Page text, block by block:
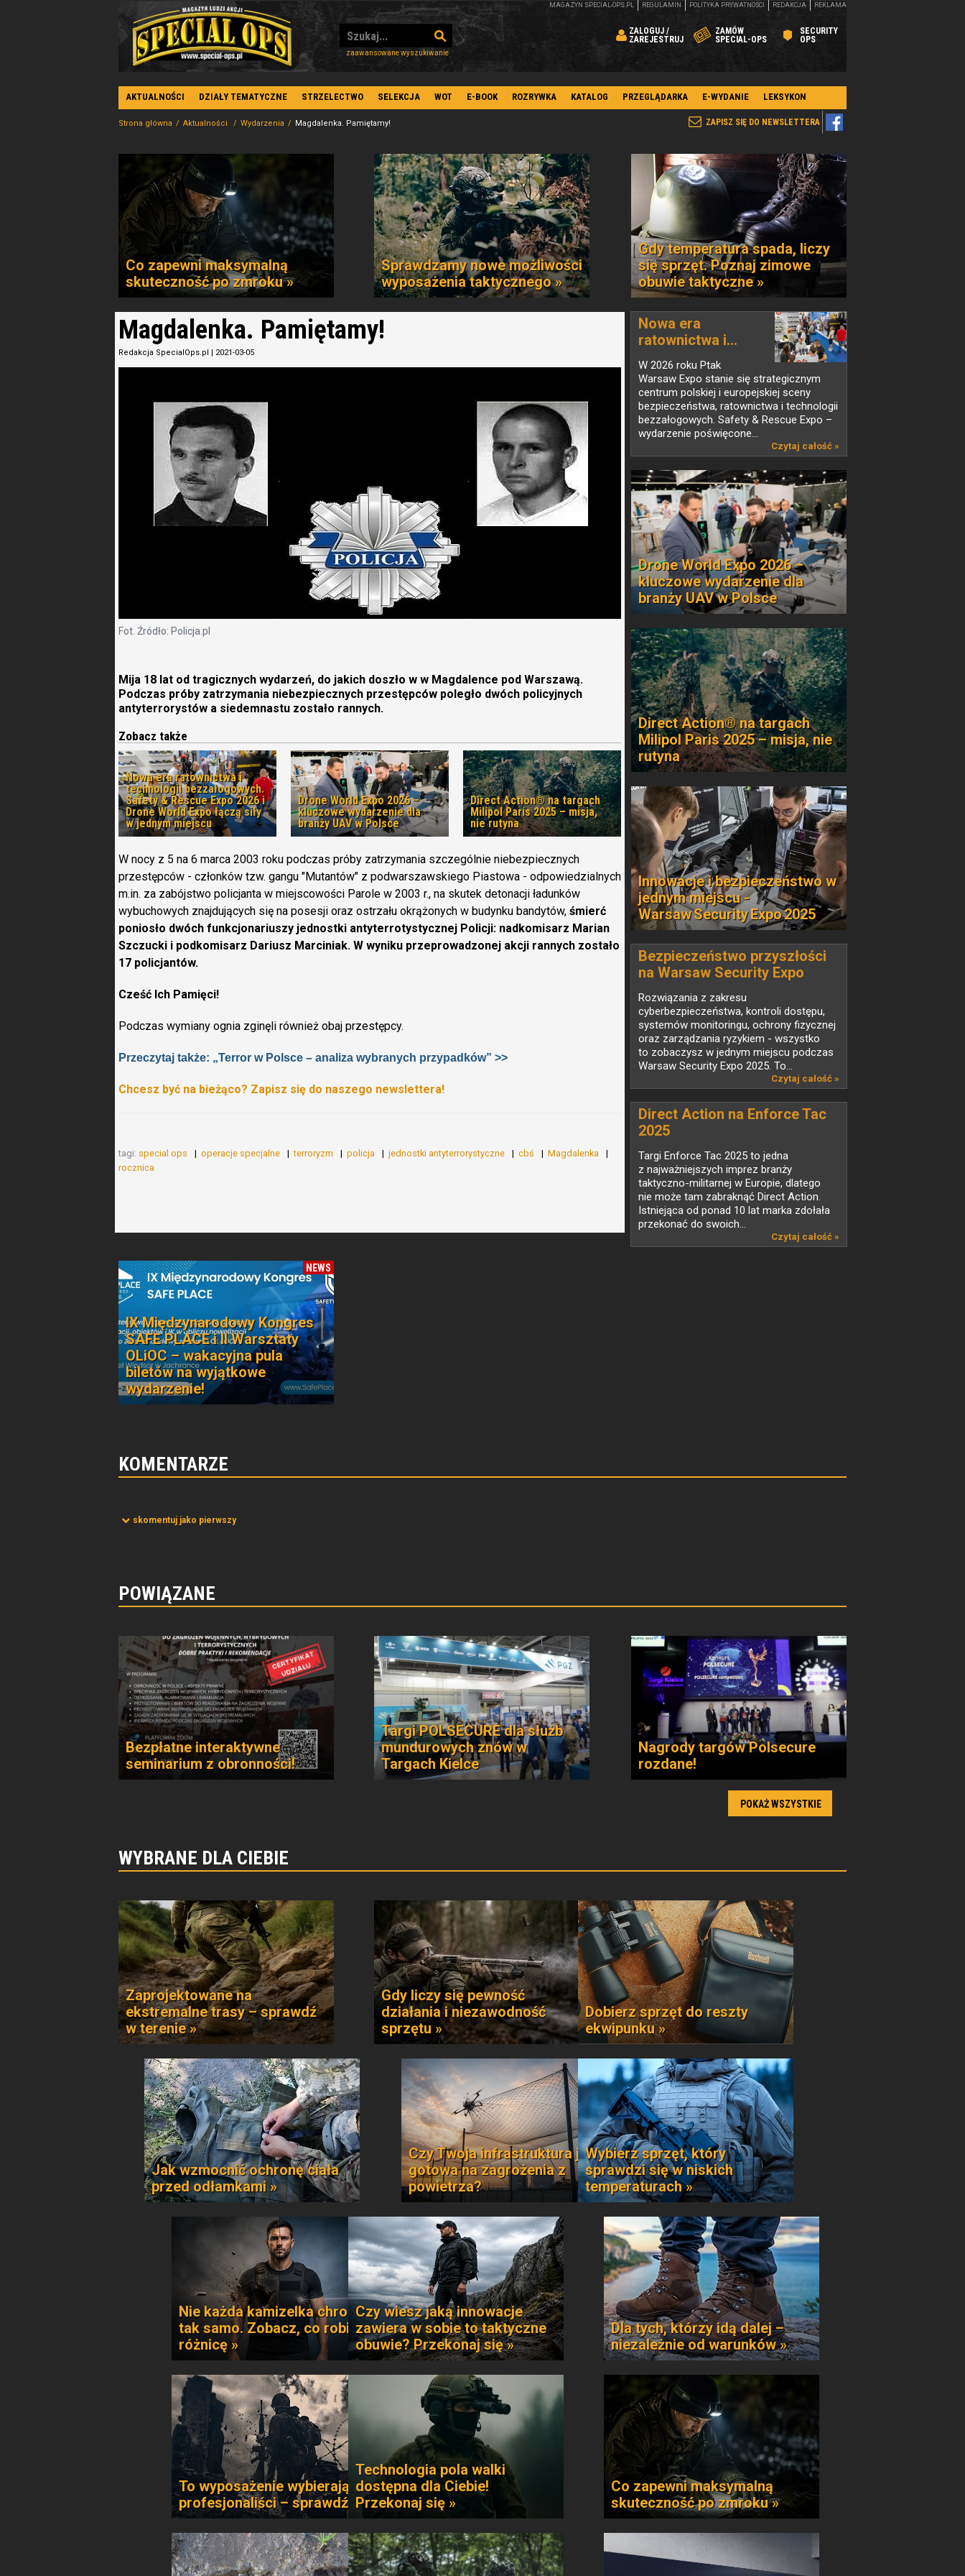
zaawansowane wyszukiwanie
ZALOGUJ /
ZAREJESTRUJ
ZAMÓW
SPECIAL-OPS
SECURITY
OPS
MAGAZYN SPECIAL-OPS.PL REGULAMIN POLITYKA PRYWATNOŚCI REDAKCJA REKLAMA
AKTUALNOŚCI DZIAŁY TEMATYCZNE STRZELECTWO SELEKCJA WOT E-BOOK ROZRYWKA KATALOG PRZEGLĄDARKA E-WYDANIE LEKSYKON
ZAPISZ SIĘ DO NEWSLETTERA
Strona główna Aktualności Wydarzenia Magdalenka. Pamiętamy!
Co zapewni maksymalną
skuteczność po zmroku »
Sprawdzamy nowe możliwości
wyposażenia taktycznego »
Gdy temperatura spada, liczy
się sprzęt. Poznaj zimowe
obuwie taktyczne »
Magdalenka. Pamiętamy!
Redakcja SpecialOps.pl | 2021-03-05
Fot. Źródło: Policja.pl
Mija 18 lat od tragicznych wydarzeń, do jakich doszło w w Magdalence pod Warszawą.
Podczas próby zatrzymania niebezpiecznych przestępców poległo dwóch policyjnych
antyterrorystów a siedemnastu zostało rannych.
Zobacz także
Nowa era ratownictwa i
technologii bezzałogowych.
Safety & Rescue Expo 2026 i
Drone World Expo łączą siły
w jednym miejscu
Drone World Expo 2026 –
kluczowe wydarzenie dla
branży UAV w Polsce
Direct Action® na targach
Milipol Paris 2025 – misja,
nie rutyna
W nocy z 5 na 6 marca 2003 roku podczas próby zatrzymania szczególnie niebezpiecznych
przestępców - członków tzw. gangu "Mutantów" z podwarszawskiego Piastowa - odpowiedzialnych
m.in. za zabójstwo policjanta w miejscowości Parole w 2003 r., na skutek detonacji ładunków
wybuchowych znajdujących się na posesji oraz ostrzału okrążonych w budynku bandytów, śmierć
poniosło dwóch funkcjonariuszy jednostki antyterrotystycznej Policji: nadkomisarz Marian
Szczucki i podkomisarz Dariusz Marciniak. W wyniku przeprowadzonej akcji rannych zostało
17 policjantów.
Cześć Ich Pamięci!
Podczas wymiany ognia zginęli również obaj przestępcy.
Przeczytaj także: „Terror w Polsce – analiza wybranych przypadków” >>
Chcesz być na bieżąco? Zapisz się do naszego newslettera!
tagi: special ops operacje specjalne terroryzm policja jednostki antyterrorystyczne cbś
Magdalenka
rocznica
Nowa era
ratownictwa i...
W 2026 roku Ptak
Warsaw Expo stanie się strategicznym
centrum polskiej i europejskiej sceny
bezpieczeństwa, ratownictwa i technologii
bezzałogowych. Safety & Rescue Expo –
wydarzenie poświęcone...
Czytaj całość »
Drone World Expo 2026 –
kluczowe wydarzenie dla
branży UAV w Polsce
Direct Action® na targach
Milipol Paris 2025 – misja, nie
rutyna
Innowacje i bezpieczeństwo w
jednym miejscu -
Warsaw Security Expo 2025
Bezpieczeństwo przyszłości
na Warsaw Security Expo
Rozwiązania z zakresu
cyberbezpieczeństwa, kontroli dostępu,
systemów monitoringu, ochrony fizycznej
oraz zarządzania ryzykiem - wszystko
to zobaczysz w jednym miejscu podczas
Warsaw Security Expo 2025. To...
Czytaj całość »
Direct Action na Enforce Tac
2025
Targi Enforce Tac 2025 to jedna
z najważniejszych imprez branży
taktyczno-militarnej w Europie, dlatego
nie może tam zabraknąć Direct Action.
Istniejąca od ponad 10 lat marka zdołała
przekonać do swoich...
Czytaj całość »
NEWS
IX Międzynarodowy Kongres
SAFE PLACE i II Warsztaty
OLiOC – wakacyjna pula
biletów na wyjątkowe
wydarzenie!
KOMENTARZE
skomentuj jako pierwszy
POWIĄZANE
Bezpłatne interaktywne
seminarium z obronności!
Targi POLSECURE dla służb
mundurowych znów w
Targach Kielce
Nagrody targów Polsecure
rozdane!
POKAŻ WSZYSTKIE
WYBRANE DLA CIEBIE
Zaprojektowane na
ekstremalne trasy – sprawdź
w terenie »
Gdy liczy się pewność
działania i niezawodność
sprzętu »
Dobierz sprzęt do reszty
ekwipunku »
Jak wzmocnić ochronę ciała
przed odłamkami »
Czy Twoja infrastruktura jest
gotowa na zagrożenia z
powietrza?
Wybierz sprzęt, który
sprawdzi się w niskich
temperaturach »
Nie każda kamizelka chroni
tak samo. Zobacz, co robi
różnicę »
Czy wiesz jaką innowacje
zawiera w sobie to taktyczne
obuwie? Przekonaj się »
Dla tych, którzy idą dalej –
niezależnie od warunków »
To wyposażenie wybierają
profesjonaliści – sprawdź »
Technologia pola walki
dostępna dla Ciebie!
Przekonaj się »
Co zapewni maksymalną
skuteczność po zmroku »